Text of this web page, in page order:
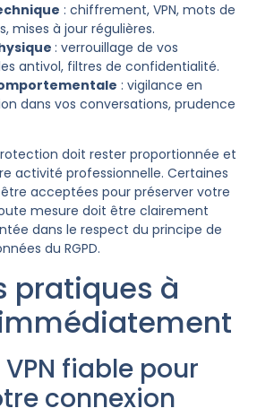
: chiffrement, VPN, mots de
mises à jour régulières.
: verrouillage de vos
antivol, filtres de confidentialité.
: vigilance en
dans vos conversations, prudence
doit rester proportionnée et
activité professionnelle. Certaines
acceptées pour préserver votre
mesure doit être clairement
dans le respect du principe de
du RGPD.
pratiques à
fiable pour
connexion